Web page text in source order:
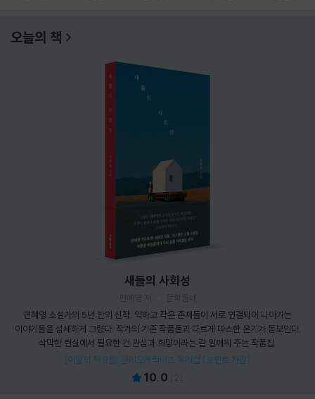
오늘의 책
새들의 사회성
편혜영 소설가의 5년 만의 신작. 약하고 작은 존재들이 서로 연결되어 나아가는
이야기들을 섬세하게 그렸다. 작가의 기존 작품들과 다르게 따스한 온기가 돋보인다.
삭막한 현실에서 필요한 건 관심과 희망이라는 걸 일깨워 주는 작품집.
[이달의 책 8월] 산리오캐릭터즈 유리컵 (포인트 차감)
10.0